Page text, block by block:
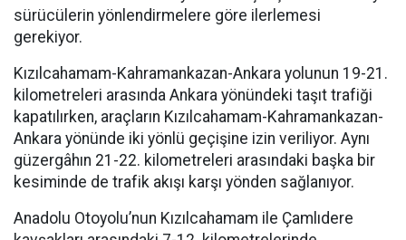
sürücülerin yönlendirmelere göre ilerlemesi
gerekiyor.
Kızılcahamam-Kahramankazan-Ankara yolunun 19-21.
kilometreleri arasında Ankara yönündeki taşıt trafiği
kapatılırken, araçların Kızılcahamam-Kahramankazan-
Ankara yönünde iki yönlü geçişine izin veriliyor. Aynı
güzergâhın 21-22. kilometreleri arasındaki başka bir
kesiminde de trafik akışı karşı yönden sağlanıyor.
Anadolu Otoyolu’nun Kızılcahamam ile Çamlıdere